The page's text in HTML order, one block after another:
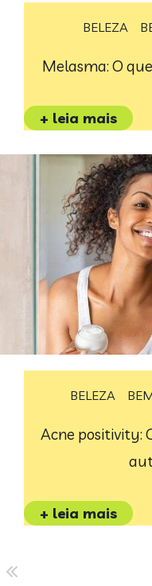
BELEZA
Melasma: O
+ leia mais
BELEZA
Acne positivity:
+ leia mais